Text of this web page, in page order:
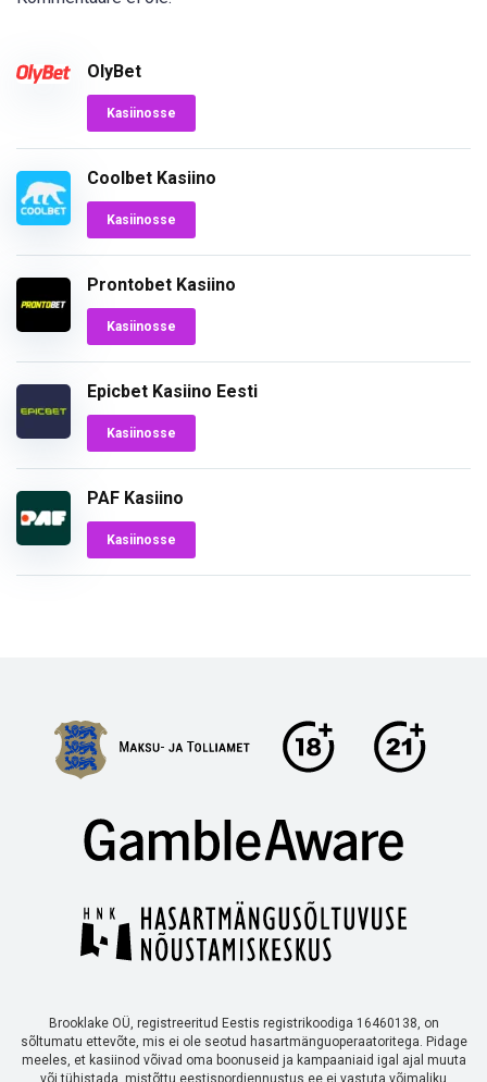
OlyBet
Kasiinosse
Coolbet Kasiino
Kasiinosse
Prontobet Kasiino
Kasiinosse
Epicbet Kasiino Eesti
Kasiinosse
PAF Kasiino
Kasiinosse
Brooklake OÜ, registreeritud Eestis registrikoodiga 16460138, on
sõltumatu ettevõte, mis ei ole seotud hasartmänguoperaatoritega. Pidage
meeles, et kasiinod võivad oma boonuseid ja kampaaniaid igal ajal muuta
või tühistada, mistõttu eestispordiennustus.ee ei vastuta võimaliku